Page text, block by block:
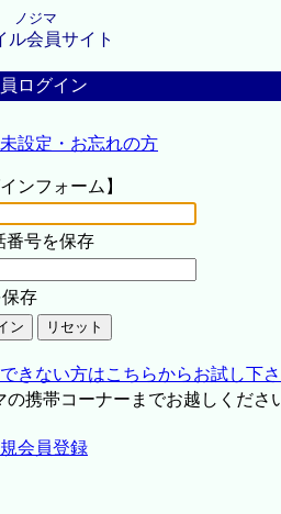
ノジマ
ル会員サイト
ログイン
設定・お忘れの方
ンフォーム】
番号を保存
存
きない方はこちらからお試し下
携帯コーナーまでお越しくださ
会員登録